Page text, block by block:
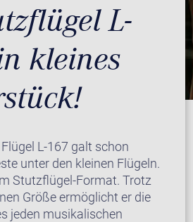
L-
kleines
L-167 galt schon
unter den kleinen Flügeln.
Stutzflügel-Format. Trotz
Größe ermöglicht er die
jeden musikalischen